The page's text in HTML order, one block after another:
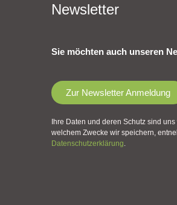
Newsletter
Sie möchten auch unseren
Zur Newsletter Anmeldung
Ihre Daten und deren Schutz sind
welchem Zwecke wir speichern,
Datenschutzerklärung.